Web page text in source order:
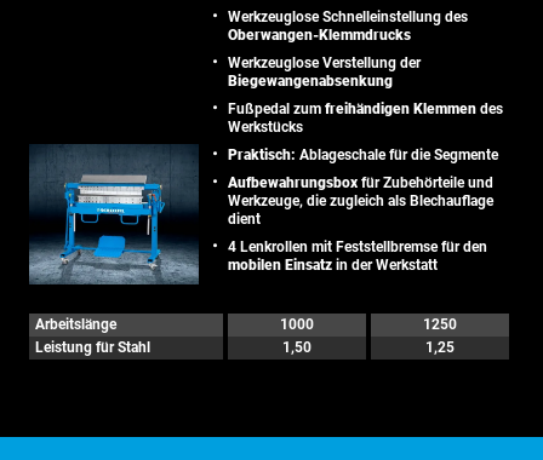
Werkzeuglose Schnelleinstellung des
Oberwangen-Klemmdrucks
Werkzeuglose Verstellung der
Biegewangenabsenkung
Fußpedal zum freihändigen Klemmen des
Werkstücks
Praktisch: Ablageschale für die Segmente
Aufbewahrungsbox für Zubehörteile und
Werkzeuge, die zugleich als Blechauflage
dient
4 Lenkrollen mit Feststellbremse für den
mobilen Einsatz in der Werkstatt
Arbeitslänge 1000
1250
Leistung für Stahl
1,50 1,25